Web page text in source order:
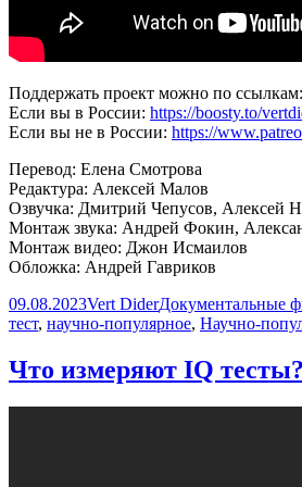
Поддержать проект можно по ссылкам:
Если вы в России: https://boosty.to/
Если вы не в России: https://
Перевод: Елена Смотрова
Редактура: Алексей Малов
Озвучка: Дмитрий Чепусов, Алексей
Монтаж звука: Андрей Фокин,
Монтаж видео: Джон Исмаилов
Обложка: Андрей Гавриков
Опубликовано
09.08.2023Автор
Vert DiderРубрики
Документальные
тест, научно-популярное, Научно-
Что измеряют IQ